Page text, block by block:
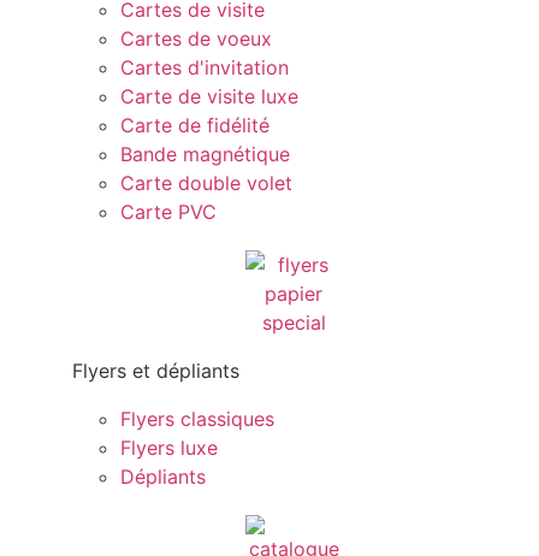
Cartes de visite
Cartes de voeux
Cartes d'invitation
Carte de visite luxe
Carte de fidélité
Bande magnétique
Carte double volet
Carte PVC
Flyers et dépliants
Flyers classiques
Flyers luxe
Dépliants